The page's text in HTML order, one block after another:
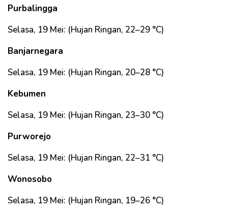
Purbalingga
Selasa, 19 Mei: (Hujan Ringan, 22–29 °C)
Banjarnegara
Selasa, 19 Mei: (Hujan Ringan, 20–28 °C)
Kebumen
Selasa, 19 Mei: (Hujan Ringan, 23–30 °C)
Purworejo
Selasa, 19 Mei: (Hujan Ringan, 22–31 °C)
Wonosobo
Selasa, 19 Mei: (Hujan Ringan, 19–26 °C)